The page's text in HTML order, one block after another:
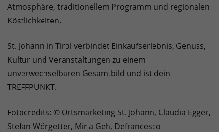
Atmosphäre, traditionellem Programm und regionalen
Köstlichkeiten.
St. Johann in Tirol verbindet Einkaufserlebnis, Genuss,
Kultur und Veranstaltungen zu einem
unverwechselbaren Gesamtbild und ist dein
TREFFPUNKT.
Fotocredits: © Ortsmarketing St. Johann, Claudia Egger,
Stefan Wörgetter, Mirja Geh, Defrancesco